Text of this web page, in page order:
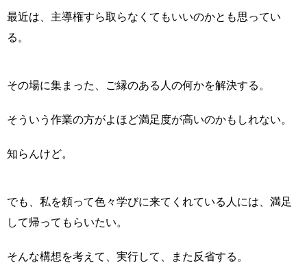
最近は、主導権すら取らなくてもいいのかとも思ってい
る。
その場に集まった、ご縁のある人の何かを解決する。
そういう作業の方がよほど満足度が高いのかもしれない。
知らんけど。
でも、私を頼って色々学びに来てくれている人には、満足
して帰ってもらいたい。
そんな構想を考えて、実行して、また反省する。